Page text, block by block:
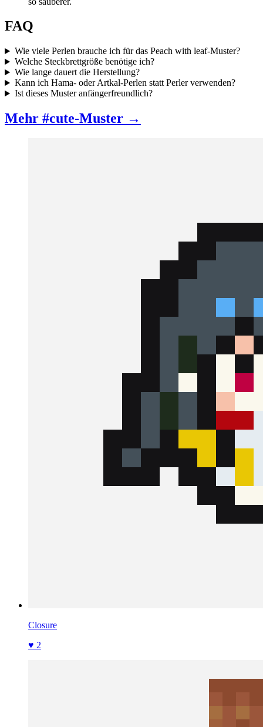
FAQ
Wie viele Perlen brauche ich für das Peach with leaf-Muster?
Welche Steckbrettgröße benötige ich?
Wie lange dauert die Herstellung?
Kann ich Hama- oder Artkal-Perlen statt Perler verwenden?
Ist dieses Muster anfängerfreundlich?
Mehr #cute-Muster →
Closure
♥ 2